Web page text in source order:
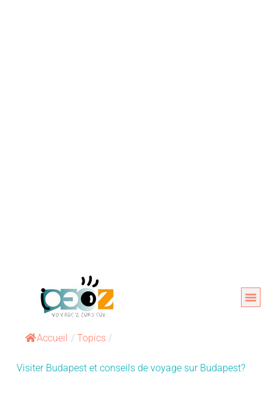
contenuAccueil / Topics /
Visiter Budapest et conseils de voyage sur Budapest?